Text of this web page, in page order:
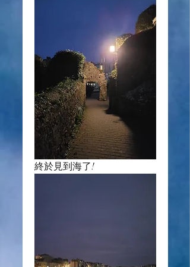
終於見到海了!